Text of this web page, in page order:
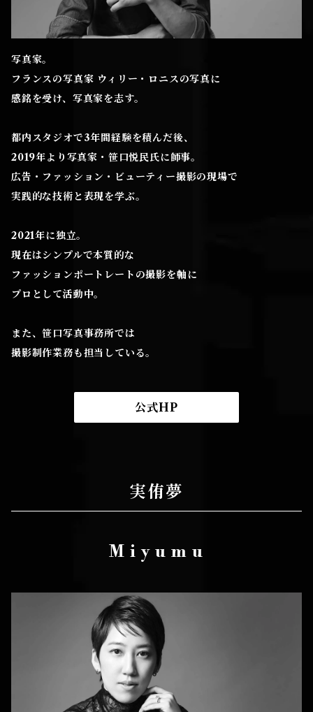
写真家。
フランスの写真家 ウィリー・ロニスの写真に
感銘を受け、写真家を志す。
都内スタジオで3年間経験を積んだ後、
2019年より写真家・笹口悦民氏に師事。
広告・ファッション・ビューティー撮影の現場で
実践的な技術と表現を学ぶ。
2021年に独立。
現在はシンプルで本質的な
ファッションポートレートの撮影を軸に
プロとして活動中。
また、笹口写真事務所では
撮影制作業務も担当している。
公式HP
実侑夢
M i y u m u